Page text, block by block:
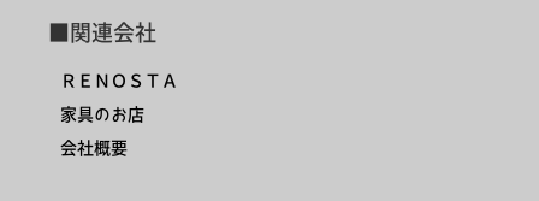
■関連会社
ＲＥＮＯＳＴＡ
家具のお店
会社概要